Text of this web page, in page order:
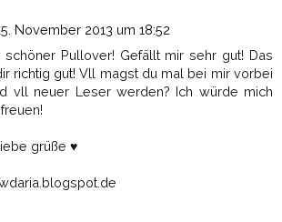
November 2013 um 18:52
Pullover! Gefällt mir sehr gut! Das
richtig gut! Vll magst du mal bei mir vorbei
vll neuer Leser werden? Ich würde mich
grüße ♥